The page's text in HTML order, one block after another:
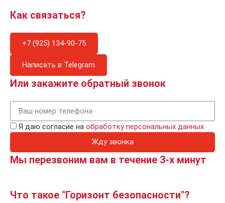
Как связаться?
+7 (925) 134-90-75
Написать в Telegram
Или закажите обратный звонок
Я даю согласие на обработку персональных данных
Жду звонка
Мы перезвоним вам в течение 3-х минут
Что такое "Горизонт безопасности"?